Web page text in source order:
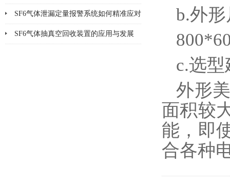
SF6气体泄漏定量报警系统如何精准应对
泄漏风险？
SF6气体抽真空回收装置的应用与发展
b.外
c.选
外形
面积较
能，即
合各种